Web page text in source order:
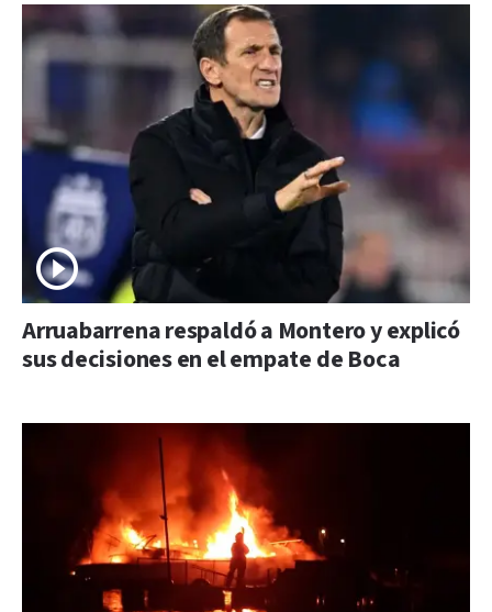
Arruabarrena respaldó a Montero y explicó
sus decisiones en el empate de Boca